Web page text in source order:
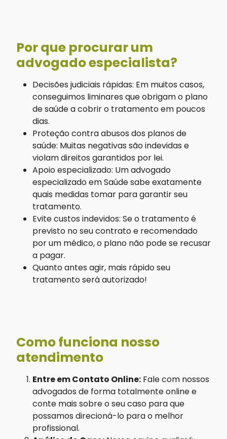
Por que procurar um
advogado especialista?
Decisões judiciais rápidas: Em muitos casos,
conseguimos liminares que obrigam o plano
de saúde a cobrir o tratamento em poucos
dias.
Proteção contra abusos dos planos de
saúde: Muitas negativas são indevidas e
violam direitos garantidos por lei.
Apoio especializado: Um advogado
especializado em Saúde sabe exatamente
quais medidas tomar para garantir seu
tratamento.
Evite custos indevidos: Se o tratamento é
previsto no seu contrato e recomendado
por um médico, o plano não pode se recusar
a pagar.
Quanto antes agir, mais rápido seu
tratamento será autorizado!
Como funciona nosso
atendimento
Entre em Contato Online: Fale com nossos
advogados de forma totalmente online e
conte mais sobre o seu caso para que
possamos direcioná-lo para o melhor
profissional.